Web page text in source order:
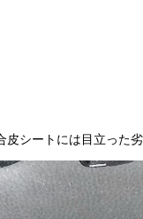
皮シートには目立った